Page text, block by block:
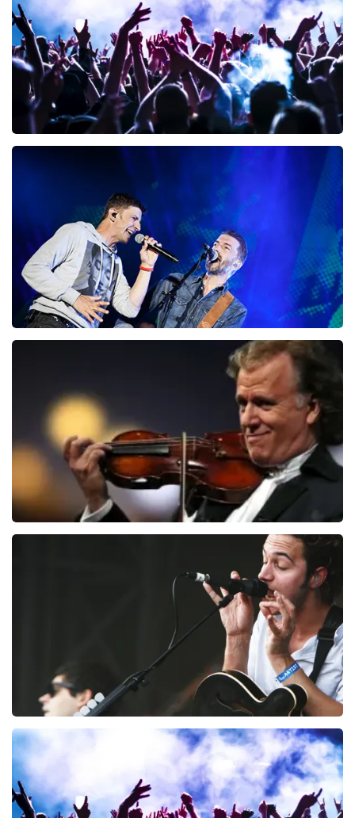
BESTEL NU
Megadeth
laatste 30 minuten
BESTEL NU
BESTEL NU
BESTEL NU